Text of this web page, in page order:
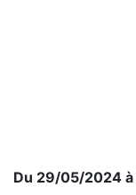
Du 29/05/2024